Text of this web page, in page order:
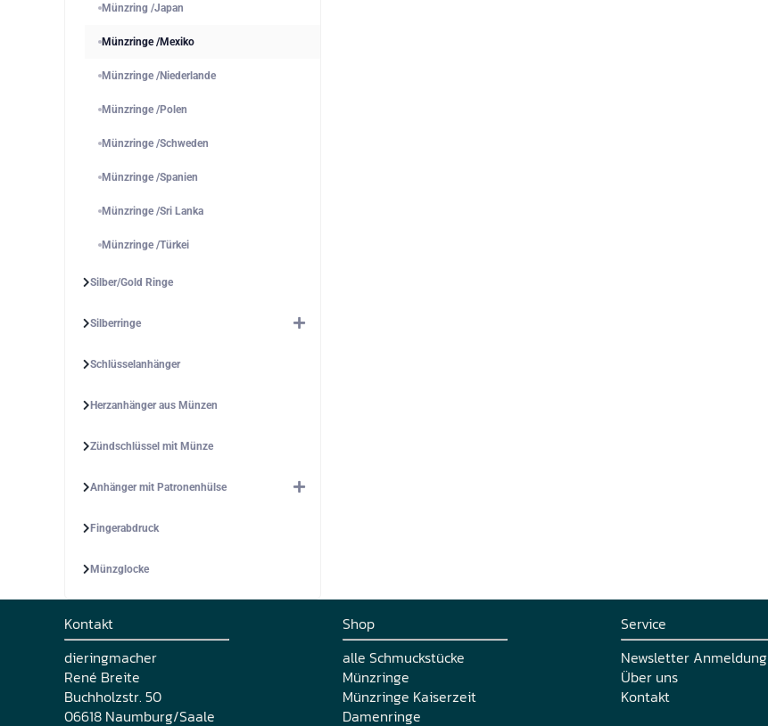
Münzring /Japan
Münzringe /Mexiko
Münzringe /Niederlande
Münzringe /Polen
Münzringe /Schweden
Münzringe /Spanien
Münzringe /Sri Lanka
Münzringe /Türkei
Silber/Gold Ringe
Silberringe
Schlüsselanhänger
Herzanhänger aus Münzen
Zündschlüssel mit Münze
Anhänger mit Patronenhülse
Fingerabdruck
Münzglocke
Kontakt
dieringmacher
René Breite
Buchholzstr. 50
06618 Naumburg/Saale
Shop
alle Schmuckstücke
Münzringe
Münzringe Kaiserzeit
Damenringe
Service
Newsletter Anmeldung
Über uns
Kontakt